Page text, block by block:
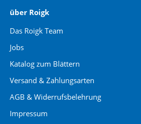
über Roigk
Das Roigk Team
Jobs
Katalog zum Blättern
Versand & Zahlungsarten
AGB & Widerrufsbelehrung
Impressum